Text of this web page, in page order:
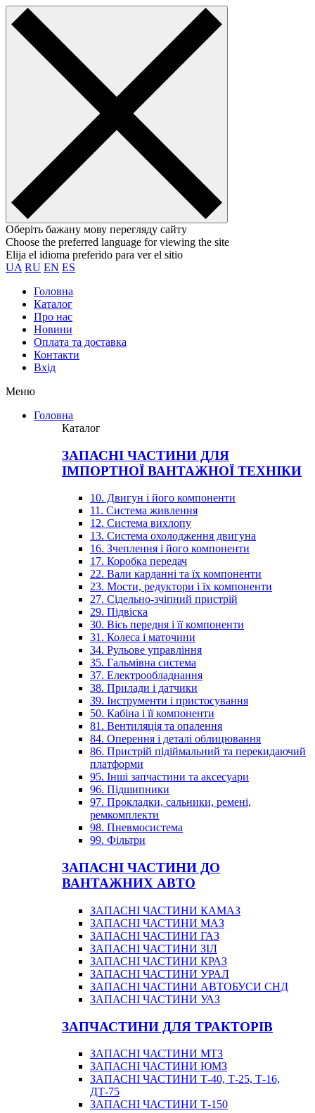
Оберіть бажану мову перегляду сайту
Choose the preferred language for viewing the site
Elija el idioma preferido para ver el sitio
UA RU EN ES
Головна
Каталог
Про нас
Новини
Оплата та доставка
Контакти
Вхiд
Меню
Головна
Каталог
ЗАПАСНІ ЧАСТИНИ ДЛЯ
ІМПОРТНОЇ ВАНТАЖНОЇ ТЕХНІКИ
10. Двигун і його компоненти
11. Система живлення
12. Система вихлопу
13. Система охолодження двигуна
16. Зчеплення і його компоненти
17. Коробка передач
22. Вали карданні та їх компоненти
23. Мости, редуктори і їх компоненти
27. Сідельно-зчіпний пристрій
29. Підвіска
30. Вісь передня і її компоненти
31. Колеса і маточини
34. Рульове управління
35. Гальмівна система
37. Електрообладнання
38. Прилади і датчики
39. Інструменти і пристосування
50. Кабіна і її компоненти
81. Вентиляція та опалення
84. Оперення і деталі облицювання
86. Пристрій підіймальний та перекидаючий
платформи
95. Інші запчастини та аксесуари
96. Підшипники
97. Прокладки, сальники, ремені,
ремкомплекти
98. Пневмосистема
99. Фільтри
ЗАПАСНІ ЧАСТИНИ ДО
ВАНТАЖНИХ АВТО
ЗАПАСНІ ЧАСТИНИ КАМАЗ
ЗАПАСНІ ЧАСТИНИ МАЗ
ЗАПАСНІ ЧАСТИНИ ГАЗ
ЗАПАСНІ ЧАСТИНИ ЗІЛ
ЗАПАСНІ ЧАСТИНИ КРАЗ
ЗАПАСНІ ЧАСТИНИ УРАЛ
ЗАПАСНІ ЧАСТИНИ АВТОБУСИ СНД
ЗАПАСНІ ЧАСТИНИ УАЗ
ЗАПЧАСТИНИ ДЛЯ ТРАКТОРІВ
ЗАПАСНІ ЧАСТИНИ МТЗ
ЗАПАСНІ ЧАСТИНИ ЮМЗ
ЗАПАСНІ ЧАСТИНИ Т-40, Т-25, Т-16,
ДТ-75
ЗАПАСНІ ЧАСТИНИ Т-150